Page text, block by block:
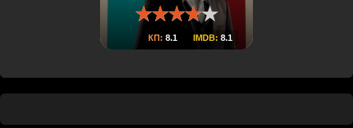
КП: 8.1 IMDB: 8.1